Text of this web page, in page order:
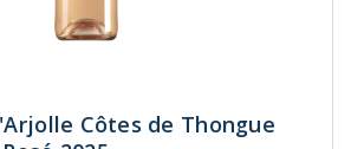
Côtes de Thongue